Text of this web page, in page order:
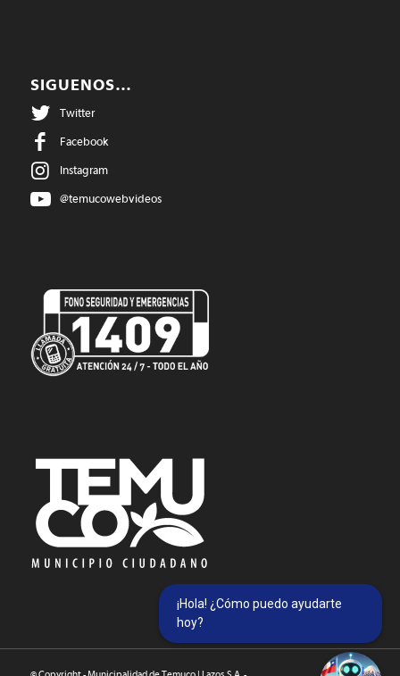
SIGUENOS…
Twitter
Facebook
Instagram
@temucowebvideos
¡Hola! ¿Cómo puedo ayudarte
hoy?